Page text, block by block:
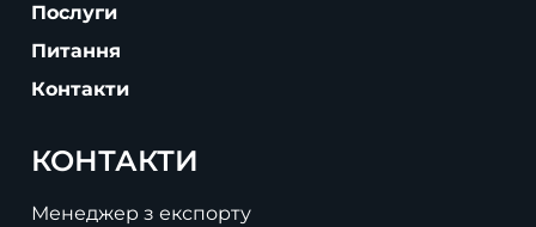
Послуги
Питання
Контакти
КОНТАКТИ
Менеджер з експорту